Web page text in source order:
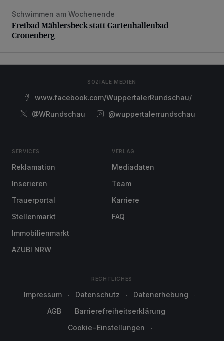
Freibad Mählersbeck statt Gartenhallenbad Cronenberg
Schwimmen am Wochenende
Freibad Mählersbeck statt Gartenhallenbad
Cronenberg
SOZIALE MEDIEN
www.facebook.com/WuppertalerRundschau/
@WRundschau
@wuppertalerrundschau
SERVICES
Reklamation
Inserieren
Trauerportal
Stellenmarkt
Immobilienmarkt
AZUBI NRW
VERLAG
Mediadaten
Team
Karriere
FAQ
RECHTLICHES
Impressum Datenschutz
Datenerhebung
AGB
Barrierefreiheitserklärung
Cookie-Einstellungen